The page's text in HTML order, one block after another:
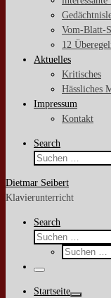
Vom-Blatt-
12
Aktuelles
Kritisches
Hässliches
Impressum
Kontakt
Search
Suche
Dietmar Seibert
Klavierunterricht
Search
Suche
Suche
Menü
Startseite